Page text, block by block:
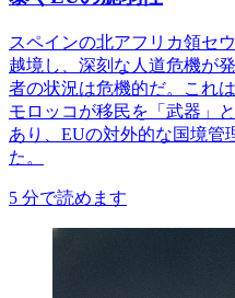
スペインの北アフリカ領セ
越境し、深刻な人道危機が
者の状況は危機的だ。これ
モロッコが移民を「武器」
あり、EUの対外的な国境管
た。
5 分で読めます